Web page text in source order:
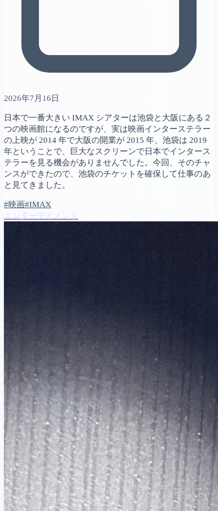
2026年7月16日
日本で一番大きい IMAX シアターは池袋と大阪にある２
つの映画館になるのですが、実は映画インターステラー
の上映が 2014 年で大阪の開業が 2015 年、池袋は 2019
年ということで、巨大なスクリーンで日本でインタース
テラーを見る機会がありませんでした。今回、そのチャ
ンスができたので、池袋のチケットを確保して仕事のあ
と見てきました。
#映画#IMAX
エンターテイメント